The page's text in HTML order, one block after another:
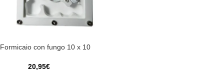
Formicaio con fungo 10 x 10
20,95€